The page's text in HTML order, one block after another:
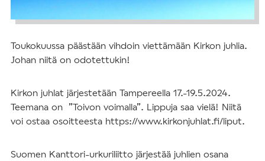
Toukokuussa päästään vihdoin viettämään Kirkon juhlia.
Johan niitä on odotettukin!
Kirkon juhlat järjestetään Tampereella 17.-19.5.2024.
Teemana on ”Toivon voimalla”. Lippuja saa vielä! Niitä
voi ostaa osoitteesta https://www.kirkonjuhlat.fi/liput.
Suomen Kanttori-urkuriliitto järjestää juhlien osana